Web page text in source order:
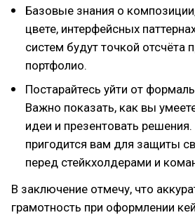
Базовые знания о
цвете, интерфейсных
систем будут точкой отсчёта
портфолио.
Постарайтесь уйти от
Важно показать, как вы
идеи и презентовать
пригодится вам для защиты
перед стейкхолдерами и
В заключение отмечу, что
грамотность при оформлении